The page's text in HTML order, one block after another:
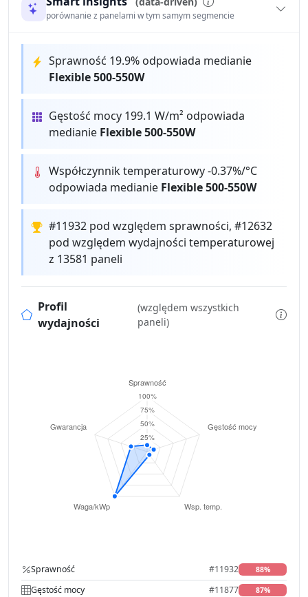
porównanie z panelami w tym samym segmencie
Sprawność 19.9% odpowiada medianie
Flexible 500-550W
Gęstość mocy 199.1 W/m² odpowiada
medianie Flexible 500-550W
Współczynnik temperaturowy -0.37%/°C
odpowiada medianie Flexible 500-550W
#11932 pod względem sprawności, #12632
pod względem wydajności temperaturowej
z 13581 paneli
Profil
wydajności
(względem wszystkich
paneli)
Sprawność #11932 88%
Gęstość mocy #11877 87%